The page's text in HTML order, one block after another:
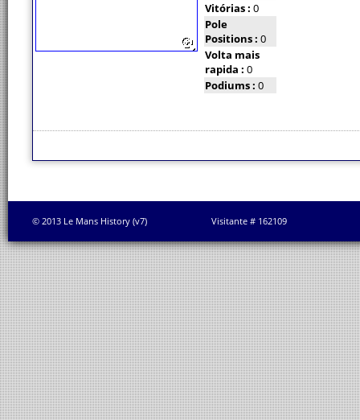
Vitórias : 0
Pole
Positions : 0
Volta mais
rapida : 0
Podiums : 0
© 2013 Le Mans History (v7) Visitante # 162109